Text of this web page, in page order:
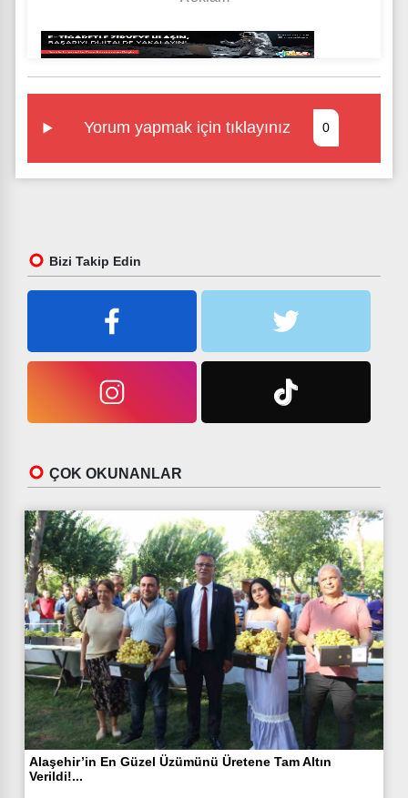
Yorum yapmak için tıklayınız 0
Bizi Takip Edin
ÇOK OKUNANLAR
Alaşehir’in En Güzel Üzümünü Üretene Tam Altın
Verildi!...